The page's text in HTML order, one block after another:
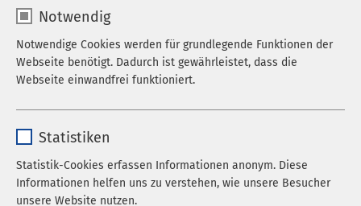
Filter
742 Stellenangebote gefunden
Notwendig
Notwendige Cookies werden für grundlegende Funktionen der
Webseite benötigt. Dadurch ist gewährleistet, dass die
Webseite einwandfrei funktioniert.
Laufzeit 278 Tage
Statistiken
Statistik-Cookies erfassen Informationen anonym. Diese
Informationen helfen uns zu verstehen, wie unsere Besucher
unsere Website nutzen.